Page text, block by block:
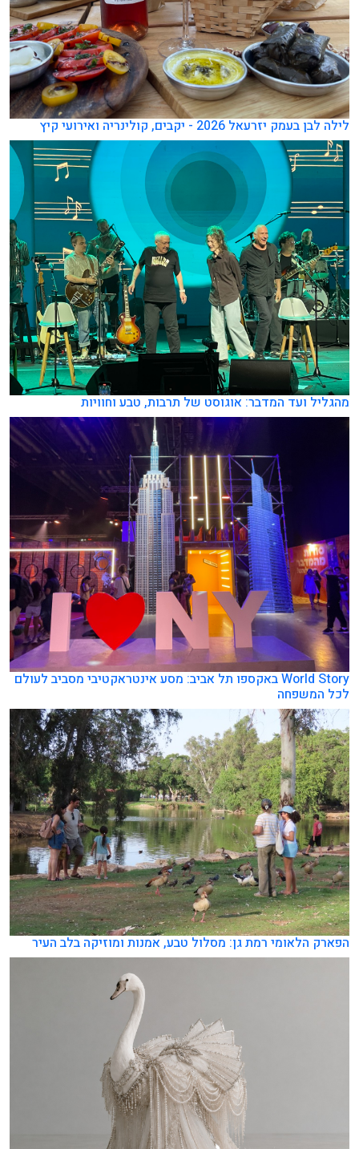
לילה לבן בעמק יזרעאל 2026 - יקבים, קולינריה ואירועי קיץ
מהגליל ועד המדבר: אוגוסט של תרבות, טבע וחוויות
World Story באקספו תל אביב: מסע אינטראקטיבי מסביב לעולם
לכל המשפחה
הפארק הלאומי רמת גן: מסלול טבע, אמנות ומוזיקה בלב העיר